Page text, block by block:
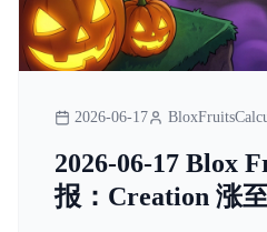
2026-06-17
2026-06-17 Blox
报：Creation 涨